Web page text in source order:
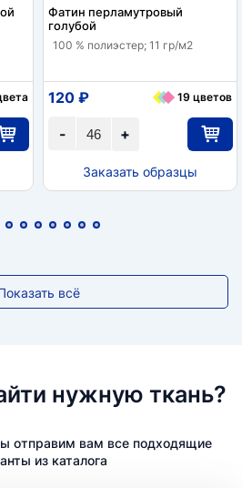
Фатин перламутровый
голубой
100 % полиэстер; 11 гр/м2
+
-
120 ₽ 19 цветов
Заказать образцы
всё
нужную ткань?
отправим вам все подходящие
из каталога